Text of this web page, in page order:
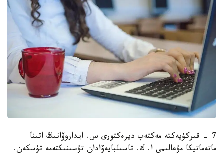
7 - قىركۇيەكتە مەكتەپ ديرەكتورى س. ايداروۆانىڭ اتىنا
ماتەماتيكا مۇعالىمى ا. ك. تاسىلبايەۆادان تۇسىنىكتەمە تۇسكەن.